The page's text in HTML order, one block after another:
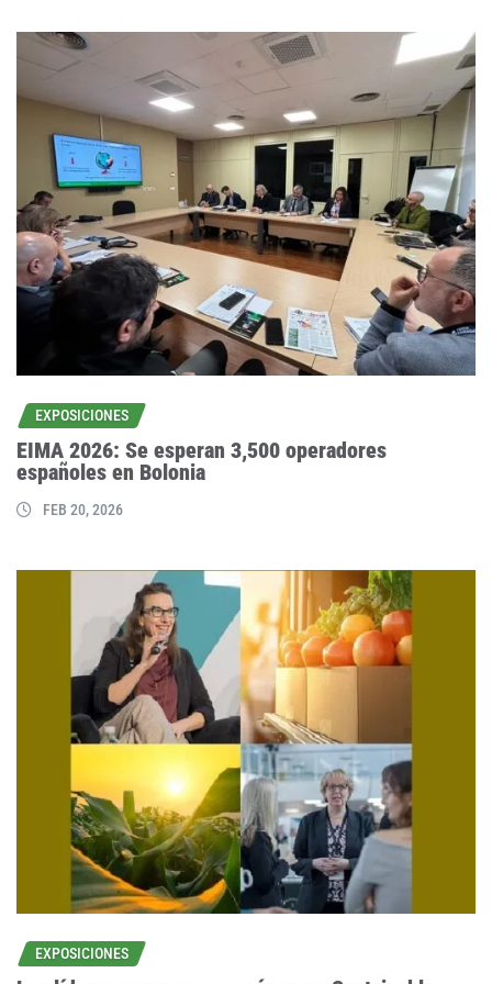
EXPOSICIONES
EIMA 2026: Se esperan 3,500 operadores
españoles en Bolonia
FEB 20, 2026
EXPOSICIONES